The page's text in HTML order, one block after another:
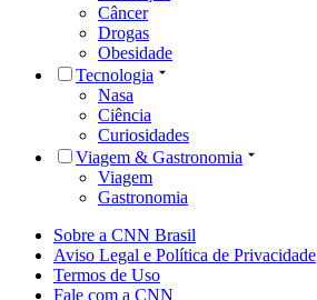
Câncer
Drogas
Obesidade
Tecnologia
Nasa
Ciência
Curiosidades
Viagem & Gastronomia
Viagem
Gastronomia
Sobre a CNN Brasil
Aviso Legal e Política de Privacidade
Termos de Uso
Fale com a CNN